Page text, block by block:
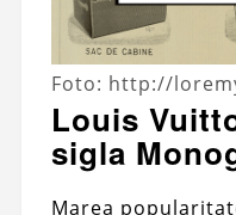
Foto: http://
Louis
sigla
Marea